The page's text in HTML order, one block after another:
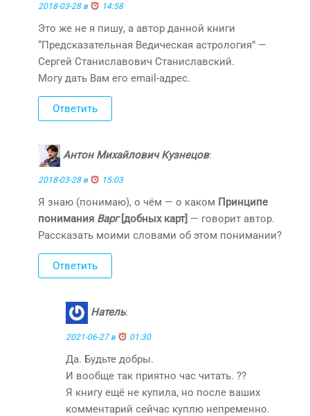
2018-03-28 в 14:58
Это же не я пишу, а автор данной книги
“Предсказательная Ведическая астрология” —
Сергей Станиславович Станиславский.
Могу дать Вам его email-адрес.
Ответить
Антон Михайлович Кузнецов:
2018-03-28 в 15:03
Я знаю (понимаю), о чём — о каком Принципе
понимания Варг[добных карт] — говорит автор.
Рассказать моими словами об этом понимании?
Ответить
Натель:
2021-06-27 в 01:30
Да. Будьте добры.
И вообще так приятно час читать. ??
Я книгу ещё не купила, но после ваших
комментарий сейчас куплю непременно.